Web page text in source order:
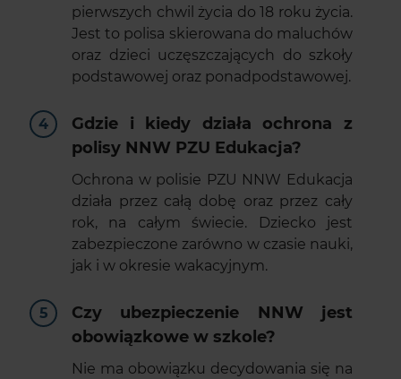
pierwszych chwil życia do 18 roku życia.
Jest to polisa skierowana do maluchów
oraz dzieci uczęszczających do szkoły
podstawowej oraz ponadpodstawowej.
Gdzie i kiedy działa ochrona z
polisy NNW PZU Edukacja?
Ochrona w polisie PZU NNW Edukacja
działa przez całą dobę oraz przez cały
rok, na całym świecie. Dziecko jest
zabezpieczone zarówno w czasie nauki,
jak i w okresie wakacyjnym.
Czy ubezpieczenie NNW jest
obowiązkowe w szkole?
Nie ma obowiązku decydowania się na